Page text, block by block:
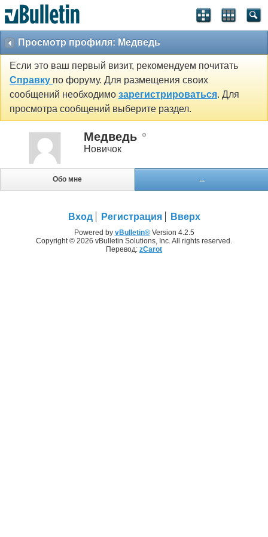
Просмотр профиля: Медведь
Если это ваш первый визит, рекомендуем почитать
Справку по форуму. Для размещения своих
сообщений необходимо зарегистрироваться. Для
просмотра сообщений выберите раздел.
Медведь
Новичок
Обо мне ...
Вход Регистрация Вверх
Powered by vBulletin®Version 4.2.5
Copyright © 2026 vBulletin Solutions, Inc. All rights reserved.
Перевод: zCarot